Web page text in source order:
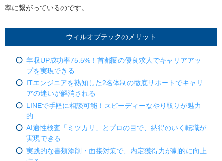
率に繋がっているのです。
ウィルオブテックのメリット
年収UP成功率75.5%！首都圏の優良求人でキャリアアッ
プを実現できる
ITエンジニアを熟知した2名体制の徹底サポートでキャリ
アの迷いが解消される
LINEで手軽に相談可能！スピーディーなやり取りが魅力
的
AI適性検査「ミツカリ」とプロの目で、納得のいく転職が
実現できる
実践的な書類添削・面接対策で、内定獲得力が劇的に向上